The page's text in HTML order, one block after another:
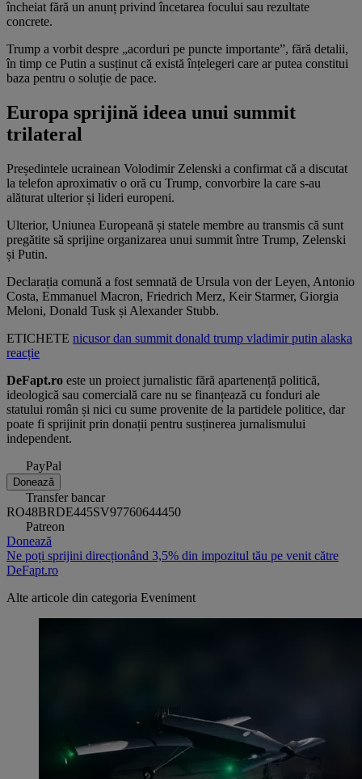
încheiat fără un anunț privind încetarea focului sau rezultate
concrete.
Trump a vorbit despre „acorduri pe puncte importante”, fără detalii,
în timp ce Putin a susținut că există înțelegeri care ar putea constitui
baza pentru o soluție de pace.
Europa sprijină ideea unui summit
trilateral
Președintele ucrainean Volodimir Zelenski a confirmat că a discutat
la telefon aproximativ o oră cu Trump, convorbire la care s-au
alăturat ulterior și lideri europeni.
Ulterior, Uniunea Europeană și statele membre au transmis că sunt
pregătite să sprijine organizarea unui summit între Trump, Zelenski
și Putin.
Declarația comună a fost semnată de Ursula von der Leyen, Antonio
Costa, Emmanuel Macron, Friedrich Merz, Keir Starmer, Giorgia
Meloni, Donald Tusk și Alexander Stubb.
ETICHETE nicusor dan summit donald trump vladimir putin alaska
reacție
DeFapt.ro este un proiect jurnalistic fără apartenență politică,
ideologică sau comercială care nu se finanțează cu fonduri ale
statului român și nici cu sume provenite de la partidele politice, dar
poate fi sprijinit prin donații pentru susținerea jurnalismului
independent.
PayPal
Donează
Transfer bancar
RO48BRDE445SV97760644450
Patreon
Donează
Ne poți sprijini direcționând 3,5% din impozitul tău pe venit către
DeFapt.ro
Alte articole din categoria Eveniment